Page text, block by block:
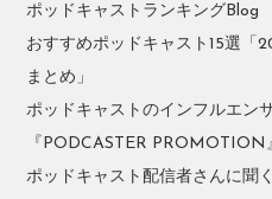
ポッドキャストランキングBlog
おすすめポッドキャスト15選「
まとめ」
ポッドキャストのインフルエン
『PODCASTER PROMOTION
ポッドキャスト配信者さんに聞